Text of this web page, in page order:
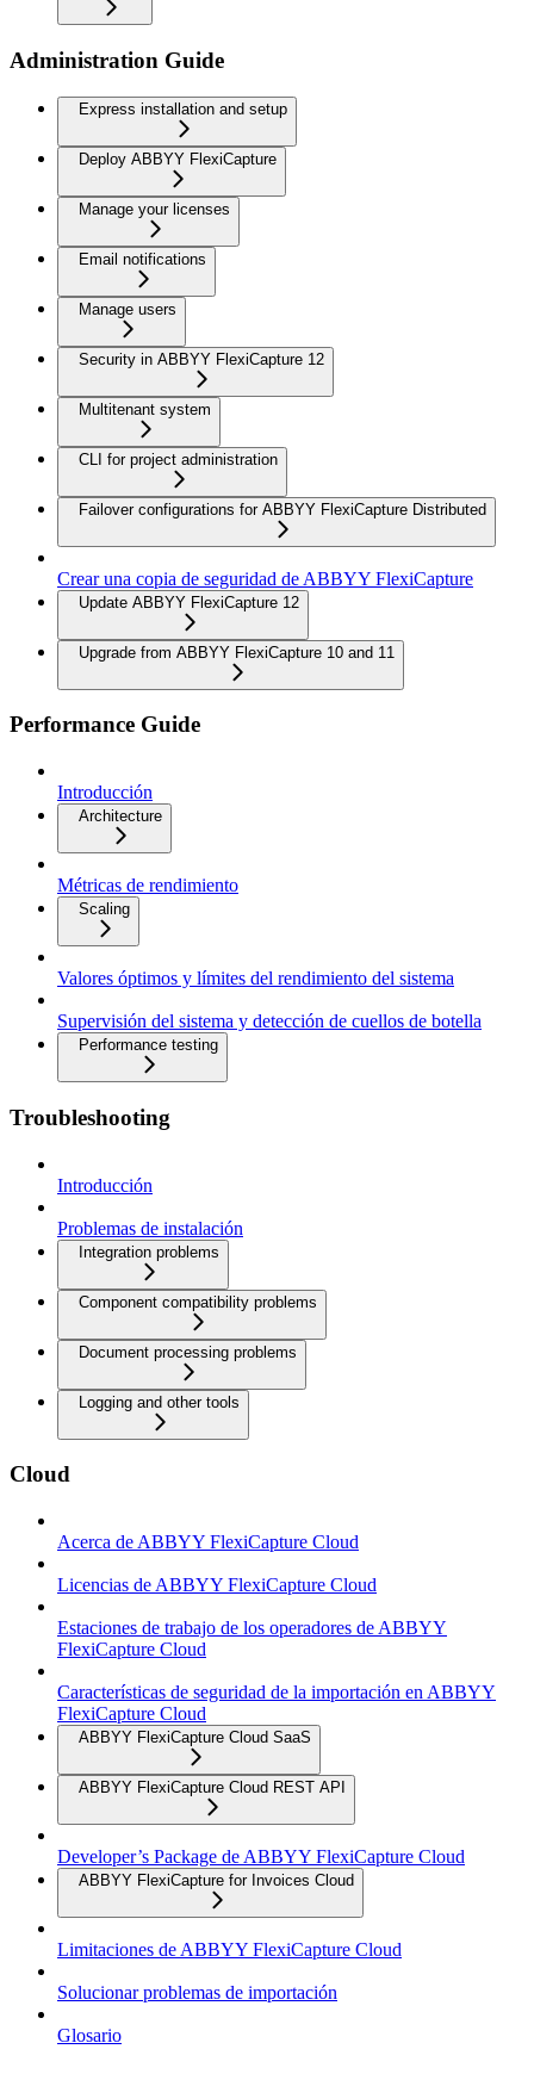
Administration Guide
Express installation and setup
Deploy ABBYY FlexiCapture
Manage your licenses
Email notifications
Manage users
Security in ABBYY FlexiCapture 12
Multitenant system
CLI for project administration
Failover configurations for ABBYY FlexiCapture Distributed
Crear una copia de seguridad de ABBYY FlexiCapture
Update ABBYY FlexiCapture 12
Upgrade from ABBYY FlexiCapture 10 and 11
Performance Guide
Introducción
Architecture
Métricas de rendimiento
Scaling
Valores óptimos y límites del rendimiento del sistema
Supervisión del sistema y detección de cuellos de botella
Performance testing
Troubleshooting
Introducción
Problemas de instalación
Integration problems
Component compatibility problems
Document processing problems
Logging and other tools
Cloud
Acerca de ABBYY FlexiCapture Cloud
Licencias de ABBYY FlexiCapture Cloud
Estaciones de trabajo de los operadores de ABBYY
FlexiCapture Cloud
Características de seguridad de la importación en ABBYY
FlexiCapture Cloud
ABBYY FlexiCapture Cloud SaaS
ABBYY FlexiCapture Cloud REST API
Developer’s Package de ABBYY FlexiCapture Cloud
ABBYY FlexiCapture for Invoices Cloud
Limitaciones de ABBYY FlexiCapture Cloud
Solucionar problemas de importación
Glosario